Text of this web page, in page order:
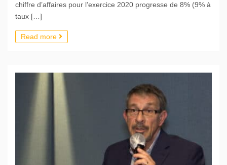
chiffre d’affaires pour l’exercice 2020 progresse de 8% (9% à
taux […]
Read more